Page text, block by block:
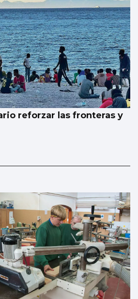
reforzar las fronteras y
“No hubo ni informe ni